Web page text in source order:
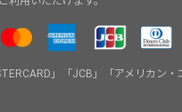
」「JCB」「アメリカン